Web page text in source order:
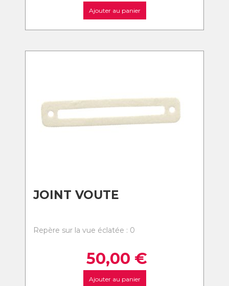
Ajouter au panier
JOINT VOUTE
Repère sur la vue éclatée : 0
50,00 €
Ajouter au panier